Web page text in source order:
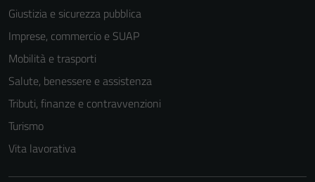
Giustizia e sicurezza pubblica
Imprese, commercio e SUAP
Mobilità e trasporti
Salute, benessere e assistenza
Tributi, finanze e contravvenzioni
Turismo
Vita lavorativa